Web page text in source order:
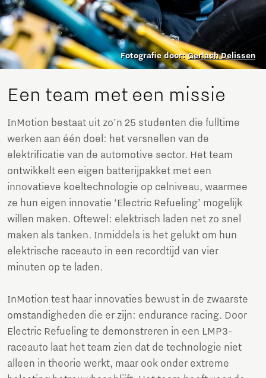
Fotografie door:Gerlach Delissen
Een team met een missie
InMotion bestaat uit zo’n 25 studenten die fulltime
werken aan één doel: het versnellen van de
elektrificatie van de automotive sector. Het team
ontwikkelt een eigen batterijpakket met een
innovatieve koeltechnologie op celniveau, waarmee
ze hun eigen innovatie ‘Electric Refueling’ mogelijk
willen maken. Oftewel: elektrisch laden net zo snel
maken als tanken. Inmiddels is het gelukt om hun
elektrische raceauto in een recordtijd van vier
minuten op te laden.
InMotion test haar innovaties bewust in de zwaarste
omstandigheden die er zijn: endurance racing. Door
Electric Refueling te demonstreren in een LMP3-
raceauto laat het team zien dat de technologie niet
alleen in theorie werkt, maar ook onder extreme